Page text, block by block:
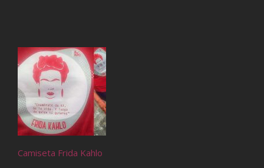
Camiseta Frida Kahlo